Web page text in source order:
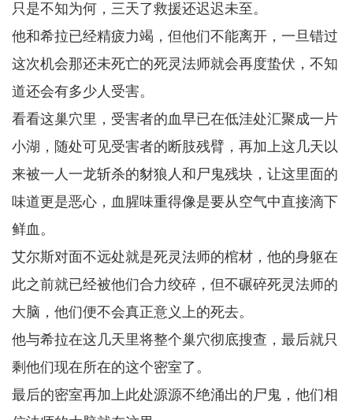
只是不知为何，三天了救援还迟迟未至。
他和希拉已经精疲力竭，但他们不能离开，一旦错过
这次机会那还未死亡的死灵法师就会再度蛰伏，不知
道还会有多少人受害。
看看这巢穴里，受害者的血早已在低洼处汇聚成一片
小湖，随处可见受害者的断肢残臂，再加上这几天以
来被一人一龙斩杀的豺狼人和尸鬼残块，让这里面的
味道更是恶心，血腥味重得像是要从空气中直接滴下
鲜血。
艾尔斯对面不远处就是死灵法师的棺材，他的身躯在
此之前就已经被他们合力绞碎，但不碾碎死灵法师的
大脑，他们便不会真正意义上的死去。
他与希拉在这几天里将整个巢穴彻底搜查，最后就只
剩他们现在所在的这个密室了。
最后的密室再加上此处源源不绝涌出的尸鬼，他们相